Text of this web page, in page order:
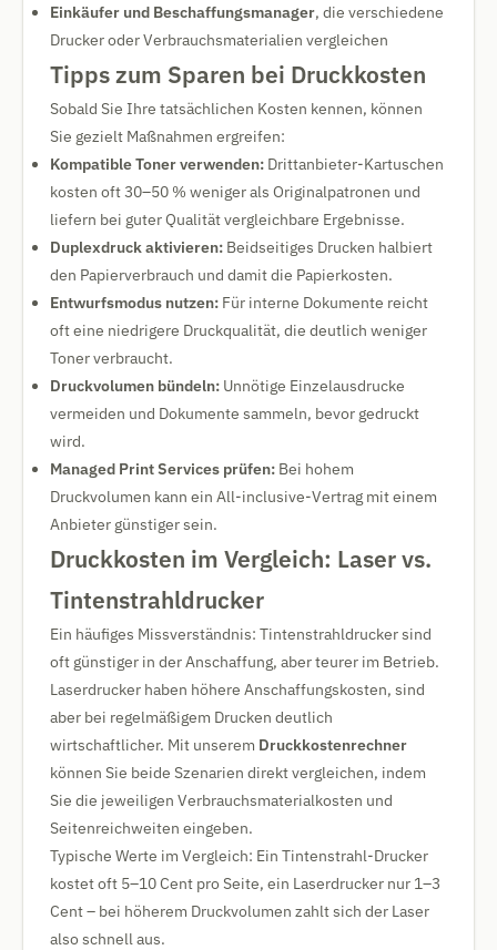
Einkäufer und Beschaffungsmanager, die verschiedene
Drucker oder Verbrauchsmaterialien vergleichen
Tipps zum Sparen bei Druckkosten
Sobald Sie Ihre tatsächlichen Kosten kennen, können
Sie gezielt Maßnahmen ergreifen:
Kompatible Toner verwenden: Drittanbieter-Kartuschen
kosten oft 30–50 % weniger als Originalpatronen und
liefern bei guter Qualität vergleichbare Ergebnisse.
Duplexdruck aktivieren: Beidseitiges Drucken halbiert
den Papierverbrauch und damit die Papierkosten.
Entwurfsmodus nutzen: Für interne Dokumente reicht
oft eine niedrigere Druckqualität, die deutlich weniger
Toner verbraucht.
Druckvolumen bündeln: Unnötige Einzelausdrucke
vermeiden und Dokumente sammeln, bevor gedruckt
wird.
Managed Print Services prüfen: Bei hohem
Druckvolumen kann ein All-inclusive-Vertrag mit einem
Anbieter günstiger sein.
Druckkosten im Vergleich: Laser vs.
Tintenstrahldrucker
Ein häufiges Missverständnis: Tintenstrahldrucker sind
oft günstiger in der Anschaffung, aber teurer im Betrieb.
Laserdrucker haben höhere Anschaffungskosten, sind
aber bei regelmäßigem Drucken deutlich
wirtschaftlicher. Mit unserem Druckkostenrechner
können Sie beide Szenarien direkt vergleichen, indem
Sie die jeweiligen Verbrauchsmaterialkosten und
Seitenreichweiten eingeben.
Typische Werte im Vergleich: Ein Tintenstrahl-Drucker
kostet oft 5–10 Cent pro Seite, ein Laserdrucker nur 1–3
Cent – bei höherem Druckvolumen zahlt sich der Laser
also schnell aus.